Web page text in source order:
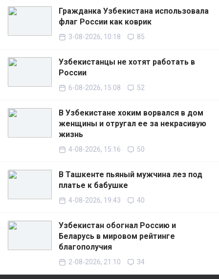
Гражданка Узбекистана использовала
флаг России как коврик
3-08-2026, 10:18 85
Узбекистанцы не хотят работать в
России
6-08-2026, 15:08 52
В Узбекистане хоким ворвался в дом
женщины и отругал ее за некрасивую
жизнь
4-08-2026, 15:16 50
В Ташкенте пьяный мужчина лез под
платье к бабушке
4-08-2026, 19:43 40
Узбекистан обогнал Россию и
Беларусь в мировом рейтинге
благополучия
2-08-2026, 21:10 34